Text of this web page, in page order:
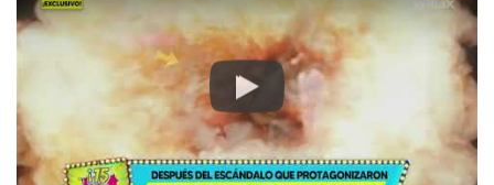
Play